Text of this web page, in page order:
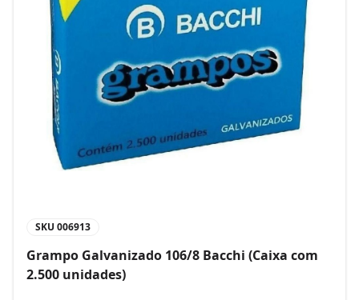
SKU 006913
Grampo Galvanizado 106/8 Bacchi (Caixa com
2.500 unidades)